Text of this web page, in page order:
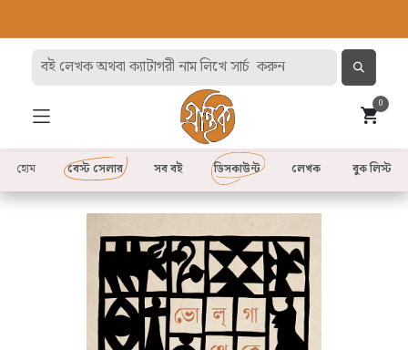
0
হোম বেস্ট সেলার সব বই লেখক
ডিসকাউন্ট বুক লিস্ট